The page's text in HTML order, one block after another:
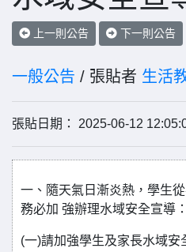
上一則公告 下一則公告
一般公告 / 張貼者 生活
張貼日期： 2025-06-12
一、隨天氣日漸炎熱，學生
務必加 強辦理水域安全宣導：
(一)請加強學生及家長水域